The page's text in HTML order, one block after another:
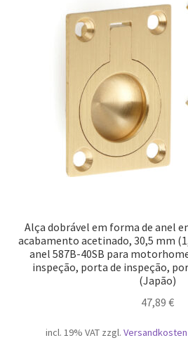
Alça dobrável em forma de anel
acabamento acetinado, 30,5 mm
anel 587B-40SB para
inspeção, porta de inspeção,
(Japão)
47,89 €
incl. 19% VAT zzgl. Versandkosten